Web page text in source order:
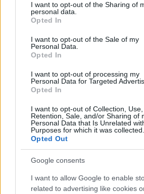
not limited to your visit or usage
grant or deny consent to Google and its
use your data for below specified
consent section.
I want to opt-out of the Sharing of
personal data.
Opted In
I want to opt-out of the Sale of my
Personal Data.
Opted In
I want to opt-out of processing my
Personal Data for Targeted
Opted In
I want to opt-out of Collection, Use,
Retention, Sale, and/or Sharing of
Personal Data that Is Unrelated
Purposes for which it was collected.
Opted Out
Google consents
I want to allow Google to enable
related to advertising like cookies
„Arról, hogy mi fog történni,
vezetés lesz, én mit gondolok,
legyen, ő mit gondol erről.
Orbán.
jegybanknak „semmilyen
nem is kell foglalkoznia, mert
feljogosított, nem kormányzati
amelyeknek ez a dolguk.
„Én nem vagyok az ellen – bár a